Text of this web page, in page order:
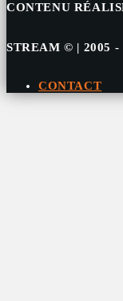
CONTENU
STREAM © | 2005 -
CONTACT